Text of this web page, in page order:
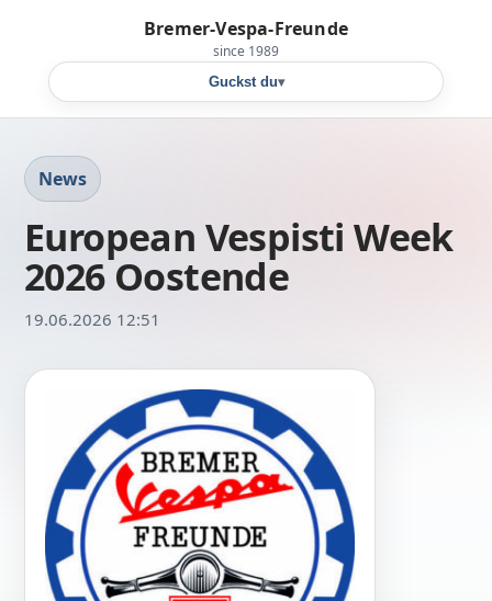
Bremer-Vespa-Freunde
since 1989
Guckst du▾
News
European Vespisti Week
2026 Oostende
19.06.2026 12:51